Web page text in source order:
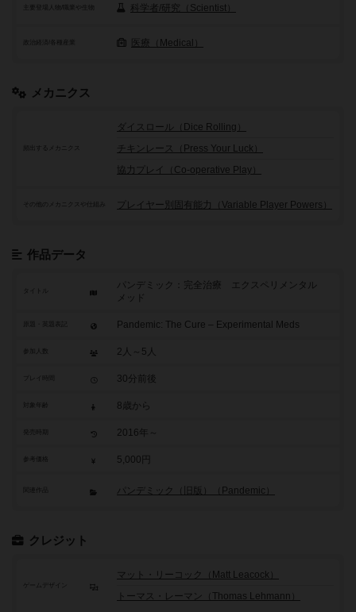
科学者/研究（Scientist）
政治経済/各種産業 医療（Medical）
メカニクス
頻出するメカニクス
ダイスロール（Dice Rolling）
チキンレース（Press Your Luck）
協力プレイ（Co-operative Play）
その他のメカニクスや仕組み プレイヤー別固有能力（Variable Player Powers）
作品データ
タイトル
パンデミック：完全治療 エクスペリメンタル
メッド
Pandemic: The Cure – Experimental Meds
参加人数 2人～5人
30分前後
8歳から
2016年～
参考価格 5,000円
関連作品 パンデミック（旧版）（Pandemic）
クレジット
ゲームデザイン
マット・リーコック（Matt Leacock）
トーマス・レーマン（Thomas Lehmann）